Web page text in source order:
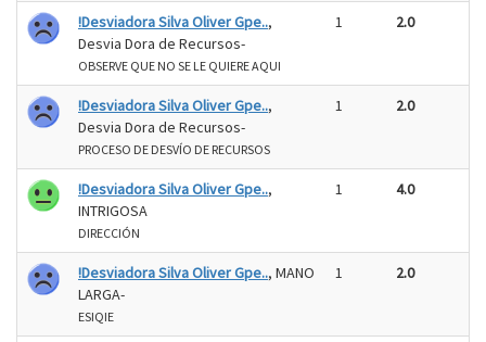
!Desviadora Silva Oliver Gpe..,
Desvia Dora de Recursos-
OBSERVE QUE NO SE LE QUIERE AQUI
1 2.0
!Desviadora Silva Oliver Gpe..,
Desvia Dora de Recursos-
PROCESO DE DESVÍO DE RECURSOS
1 2.0
!Desviadora Silva Oliver Gpe..,
INTRIGOSA
DIRECCIÓN
1 4.0
!Desviadora Silva Oliver Gpe.., MANO
LARGA-
ESIQIE
1 2.0